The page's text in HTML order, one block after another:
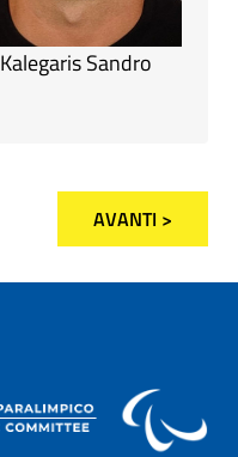
Kalegaris Sandro
AVANTI >